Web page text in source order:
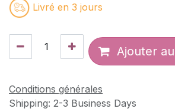
Livré en 3 jours
Ajouter
Conditions générales
Shipping: 2-3 Business Days